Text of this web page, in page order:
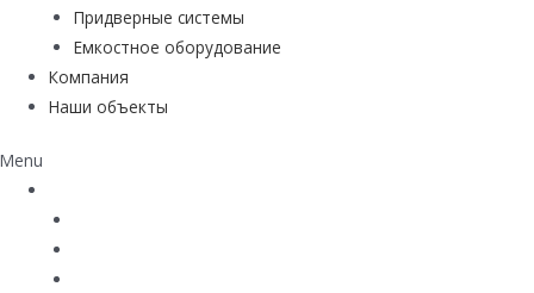
Придверные системы
Емкостное оборудование
Компания
Наши объекты
Menu